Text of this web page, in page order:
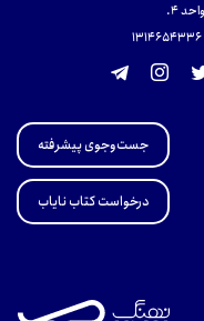
جست‌وجوی پیشرفته
درخواست کتاب نایاب